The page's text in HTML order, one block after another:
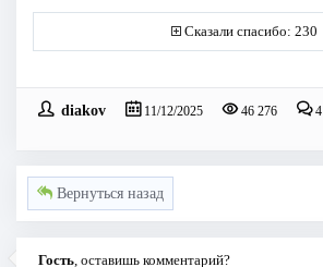
Сказали спасибо: 230
diakov 11/12/2025 46 276 4
Вернуться назад
Гость, оставишь комментарий?